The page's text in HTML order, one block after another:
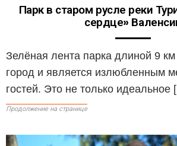
Парк в старом русле реки
сердце»
Зелёная лента парка длиной 9 км
город и является излюбленным
гостей. Это не только идеальное
Продолжение на странице